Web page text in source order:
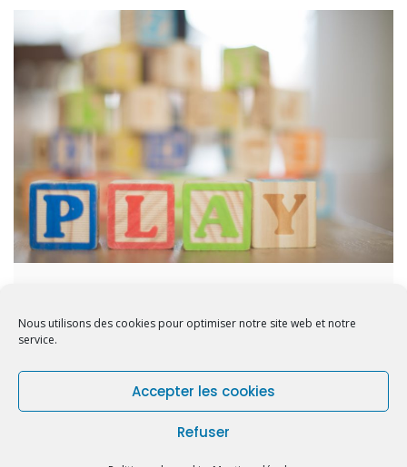
Nous utilisons des cookies pour optimiser notre site web et notre
service.
Accepter les cookies
Refuser
Copyright © 2026 Bosa. Powered by